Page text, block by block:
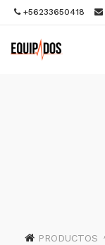
+56233650418
PRODUCTOS